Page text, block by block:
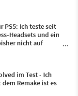
PS5: Ich teste seit
Headsets und ein
nicht auf
im Test - Ich
Remake ist es